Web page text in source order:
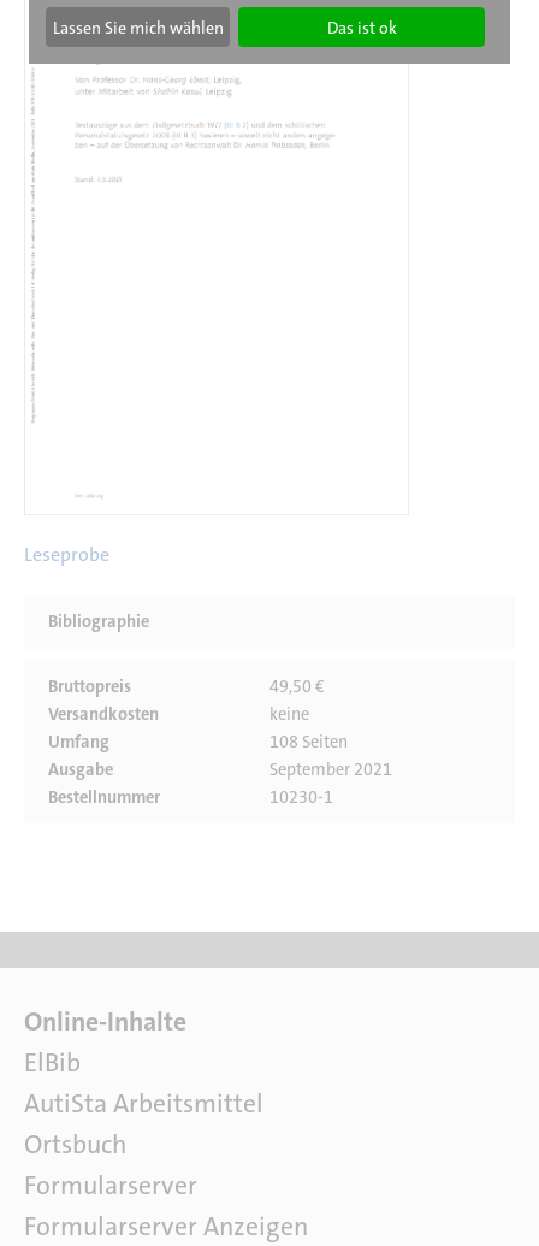
Leseprobe
Bibliographie
Bruttopreis
49,50 €
Versandkosten
keine
Umfang
108 Seiten
Ausgabe
September 2021
Bestellnummer
10230-1
F
a
c
h
l
i
t
e
Online-Inhalte
ElBib
AutiSta Arbeitsmittel
Ortsbuch
Formularserver
Formularserver Anzeigen
Lassen Sie mich wählen Das ist ok